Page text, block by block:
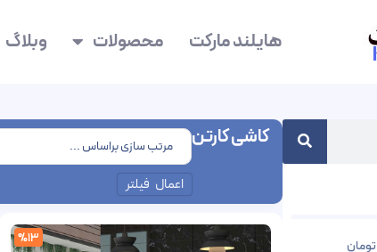
هایلند مارکت محصولات وبلاگ
تومان
کاشی کارتن
اعمال فیلتر
%13